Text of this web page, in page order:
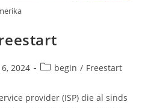
2024 Berichtcategorie:
begin / Freestart
provider (ISP) die al sinds